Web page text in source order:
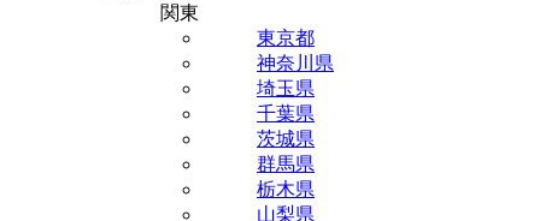
関東
東京都
神奈川県
埼玉県
千葉県
茨城県
群馬県
栃木県
山梨県